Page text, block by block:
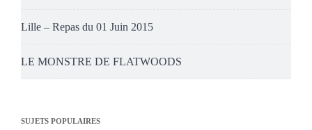
Lille – Repas du 01 Juin 2015
LE MONSTRE DE FLATWOODS
SUJETS POPULAIRES